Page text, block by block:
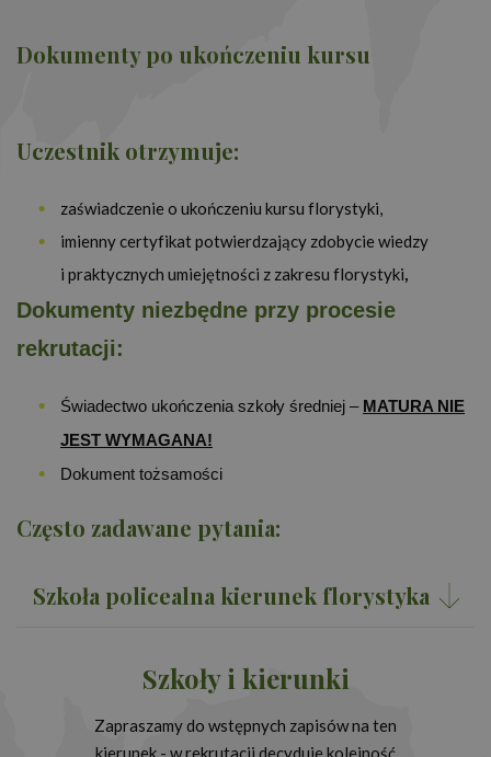
Dokumenty po ukończeniu kursu
Uczestnik otrzymuje:
zaświadczenie o ukończeniu kursu florystyki,
imienny certyfikat potwierdzający zdobycie wiedzy
i praktycznych umiejętności z zakresu florystyki,
Dokumenty niezbędne przy procesie
rekrutacji:
Świadectwo ukończenia szkoły średniej – MATURA NIE
JEST WYMAGANA!
Dokument tożsamości
Często zadawane pytania:
Szkoła policealna kierunek florystyka
Szkoły i kierunki
Zapraszamy do wstępnych zapisów na ten
kierunek - w rekrutacji decyduje kolejność